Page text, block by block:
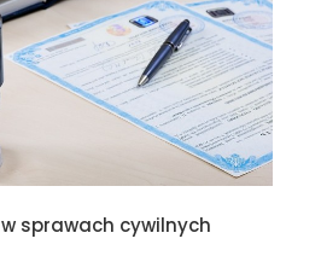
sprawach cywilnych